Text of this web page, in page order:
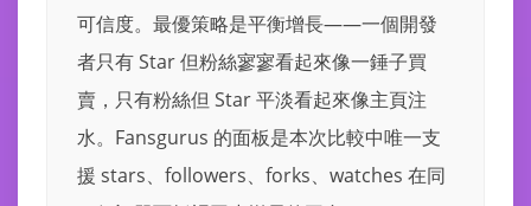
可信度。最優策略是平衡增長——一個開發
者只有 Star 但粉絲寥寥看起來像一錘子買
賣，只有粉絲但 Star 平淡看起來像主頁注
水。Fansgurus 的面板是本次比較中唯一支
援 stars、followers、forks、watches 在同